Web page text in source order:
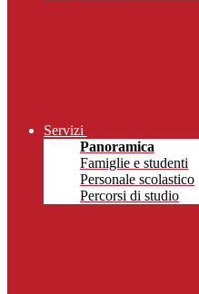
Servizi
Panoramica
Famiglie e studenti
Personale scolastico
Percorsi di studio